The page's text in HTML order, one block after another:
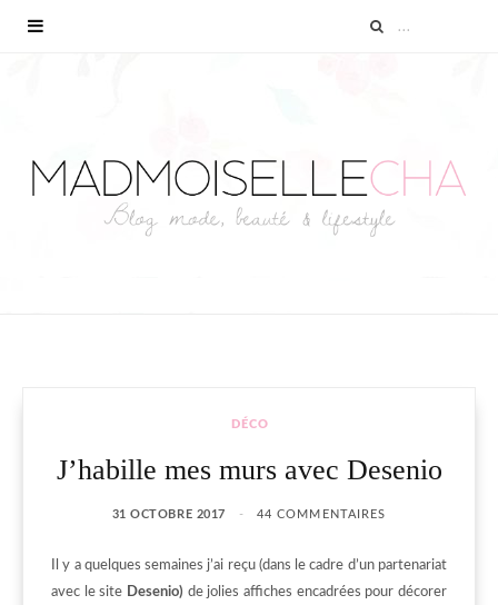
DÉCO
J’habille mes murs avec Desenio
31 OCTOBRE 2017 44 COMMENTAIRES
Il y a quelques semaines j’ai reçu (dans le cadre d’un partenariat
avec le site Desenio) de jolies affiches encadrées pour décorer